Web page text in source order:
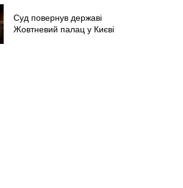
Суд повернув державі
Жовтневий палац у Києві